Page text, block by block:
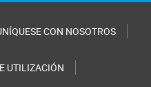
CON NOSOTROS
UTILIZACIÓN